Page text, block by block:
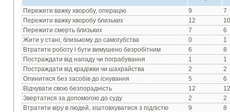
Пережити важку хворобу, операцію
9
7
Пережити важку хворобу близьких
12
10
Пережити смерть близьких
7
6
Жити у станi, близькому до самогубства
0
1
Втратити роботу i бути вимушено безробітним
6
8
Постраждати вiд нападу чи пограбування
1
1
Постраждати вiд крадiжки чи шахрайства
2
2
Опинитися без засобiв до iснування
5
6
Вiдчувати свою безпораднiсть
12
12
Звертатися за допомогою до суду
2
2
Втратити вiру в людей, зiштовхуватися з пiдлiстю
9
8